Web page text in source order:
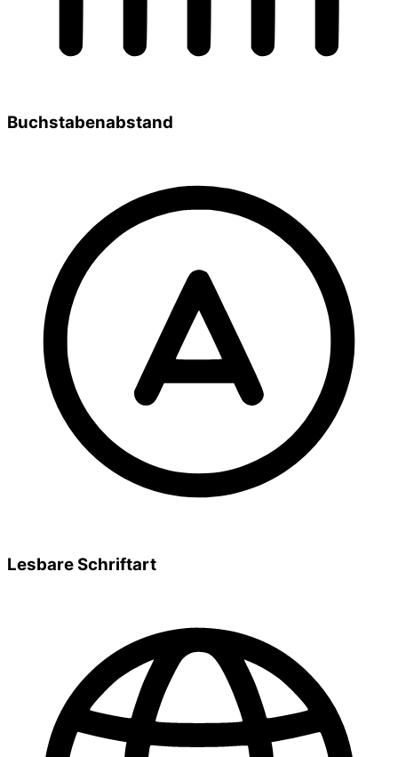
Buchstabenabstand
Lesbare Schriftart